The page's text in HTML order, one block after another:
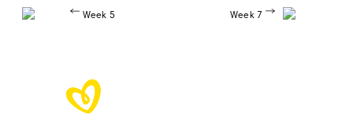
Week 5 Week 7